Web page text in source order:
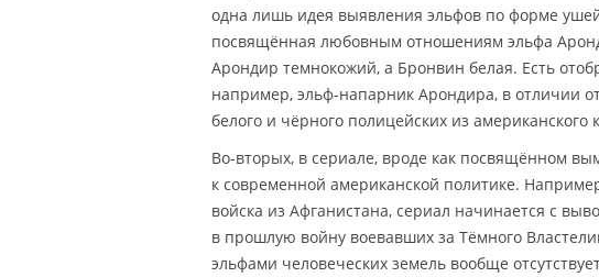
одна лишь идея выявления эльфов по форме
посвящённая любовным отношениям эльфа
Арондир темнокожий, а Бронвин белая. Есть
например, эльф-напарник Арондира, в отличии
белого и чёрного полицейских из американского
Во-вторых, в сериале, вроде как посвящённом
к современной американской политике.
войска из Афганистана, сериал начинается с
в прошлую войну воевавших за Тёмного
эльфами человеческих земель вообще